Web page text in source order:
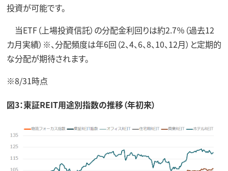
投資が可能です。
当ETF（上場投資信託）の分配金利回りは約2.7％（過去12
カ月実績）※、分配頻度は年6回（2、4、6、8、10、12月）と定期的
な分配が期待されます。
※8/31時点
図3：東証REIT用途別指数の推移（年初来）